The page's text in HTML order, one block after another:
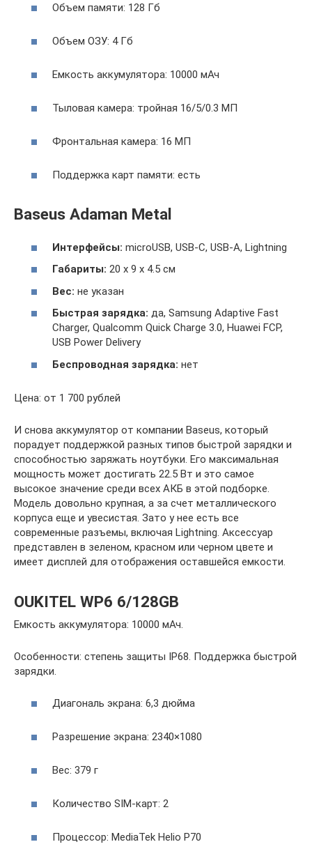
Объем памяти: 128 Гб
Объем ОЗУ: 4 Гб
Емкость аккумулятора: 10000 мАч
Тыловая камера: тройная 16/5/0.3 МП
Фронтальная камера: 16 МП
Поддержка карт памяти: есть
Baseus Adaman Metal
Интерфейсы: microUSB, USB-C, USB-A, Lightning
Габариты: 20 х 9 х 4.5 см
Вес: не указан
Быстрая зарядка: да, Samsung Adaptive Fast
Charger, Qualcomm Quick Charge 3.0, Huawei FCP,
USB Power Delivery
Беспроводная зарядка: нет
Цена: от 1 700 рублей
И снова аккумулятор от компании Baseus, который
порадует поддержкой разных типов быстрой зарядки и
способностью заряжать ноутбуки. Его максимальная
мощность может достигать 22.5 Вт и это самое
высокое значение среди всех АКБ в этой подборке.
Модель довольно крупная, а за счет металлического
корпуса еще и увесистая. Зато у нее есть все
современные разъемы, включая Lightning. Аксессуар
представлен в зеленом, красном или черном цвете и
имеет дисплей для отображения оставшейся емкости.
OUKITEL WP6 6/128GB
Емкость аккумулятора: 10000 мАч.
Особенности: степень защиты IP68. Поддержка быстрой
зарядки.
Диагональ экрана: 6,3 дюйма
Разрешение экрана: 2340×1080
Вес: 379 г
Количество SIM-карт: 2
Процессор: MediaTek Helio P70